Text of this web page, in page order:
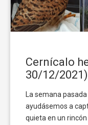
Cernícalo
30/12/2021)
La semana
ayudásemos a
quieta en un